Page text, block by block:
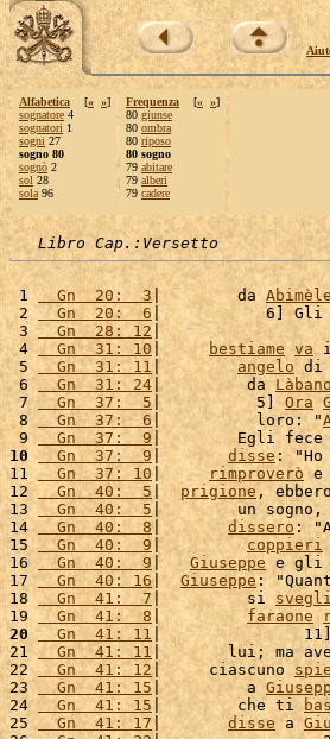
Alfabetica [« »]
sognatore 4
sognatori 1
sogni 27
sogno 80
sognò 2
sol 28
sola 96
Frequenza [« »]
80 giunse
80 ombra
80 riposo
80 sogno
79 abitare
79 alberi
79 cadere
Libro Cap.:Versetto
1
  Gn  20:  3
|        da
2
  Gn  20:  6
|           6] Gli
3
  Gn  28: 12
|
4
  Gn  31: 10
| bestiame va
5
  Gn  31: 11
| angelo di
6
  Gn  31: 24
|         da Làbano
7
  Gn  37:  5
|          5] Ora
8
  Gn  37:  6
|          loro: "
9
  Gn  37:  9
|        Egli fece
10
  Gn  37:  9
| disse : "Ho
11
  Gn  37: 10
| rimproverò e
12
  Gn  40:  5
| prigione ,
13
  Gn  40:  5
|        un sogno,
14
  Gn  40:  8
| dissero:
15
  Gn  40:  9
| coppieri
16
  Gn  40:  9
| Giuseppe e gli
17
  Gn  40: 16
| Giuseppe:
18
  Gn  41:  7
|         si
19
  Gn  41:  8
| faraone
20
  Gn  41: 11
|               11]
21
  Gn  41: 11
|       lui; ma
22
  Gn  41: 12
|     ciascuno
23
  Gn  41: 15
|         a
24
  Gn  41: 15
|        che ti
25
  Gn  41: 17
| disse a